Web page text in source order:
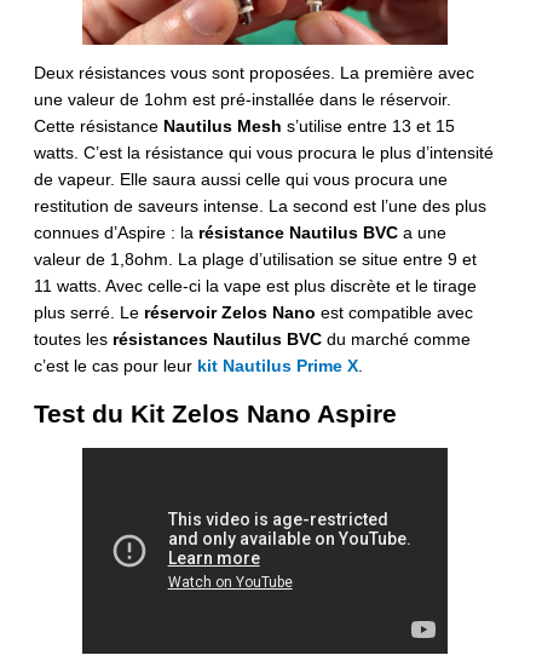
Deux résistances vous sont proposées. La première avec
une valeur de 1ohm est pré-installée dans le réservoir.
Cette résistance Nautilus Mesh s’utilise entre 13 et 15
watts. C’est la résistance qui vous procura le plus d’intensité
de vapeur. Elle saura aussi celle qui vous procura une
restitution de saveurs intense. La second est l’une des plus
connues d’Aspire : la résistance Nautilus BVC a une
valeur de 1,8ohm. La plage d’utilisation se situe entre 9 et
11 watts. Avec celle-ci la vape est plus discrète et le tirage
plus serré. Le réservoir Zelos Nano est compatible avec
toutes les résistances Nautilus BVC du marché comme
c’est le cas pour leur kit Nautilus Prime X.
Test du Kit Zelos Nano Aspire